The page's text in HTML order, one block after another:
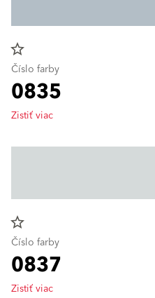
star_border
Číslo farby
0835
Zistiť viac
star_border
Číslo farby
0837
Zistiť viac